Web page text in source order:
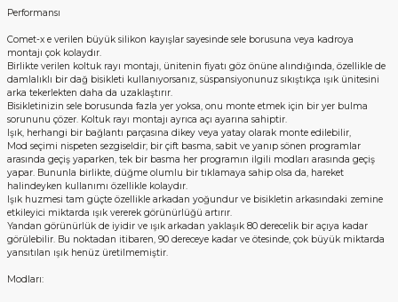
Performansı
Comet-x e verilen büyük silikon kayışlar sayesinde sele borusuna veya kadroya
montajı çok kolaydır.
Birlikte verilen koltuk rayı montajı, ünitenin fiyatı göz önüne alındığında, özellikle de
damlalıklı bir dağ bisikleti kullanıyorsanız, süspansiyonunuz sıkıştıkça ışık ünitesini
arka tekerlekten daha da uzaklaştırır.
Bisikletinizin sele borusunda fazla yer yoksa, onu monte etmek için bir yer bulma
sorununu çözer. Koltuk rayı montajı ayrıca açı ayarına sahiptir.
Işık, herhangi bir bağlantı parçasına dikey veya yatay olarak monte edilebilir,
Mod seçimi nispeten sezgiseldir; bir çift basma, sabit ve yanıp sönen programlar
arasında geçiş yaparken, tek bir basma her programın ilgili modları arasında geçiş
yapar. Bununla birlikte, düğme olumlu bir tıklamaya sahip olsa da, hareket
halindeyken kullanımı özellikle kolaydır.
Işık huzmesi tam güçte özellikle arkadan yoğundur ve bisikletin arkasındaki zemine
etkileyici miktarda ışık vererek görünürlüğü artırır.
Yandan görünürlük de iyidir ve ışık arkadan yaklaşık 80 derecelik bir açıya kadar
görülebilir. Bu noktadan itibaren, 90 dereceye kadar ve ötesinde, çok büyük miktarda
yansıtılan ışık henüz üretilmemiştir.
Modları: